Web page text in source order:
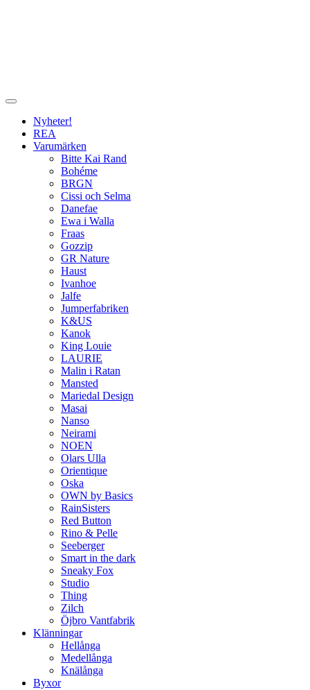
Nyheter!
REA
Varumärken
Bitte Kai Rand
Bohéme
BRGN
Cissi och Selma
Danefae
Ewa i Walla
Fraas
Gozzip
GR Nature
Haust
Ivanhoe
Jalfe
Jumperfabriken
K&US
Kanok
King Louie
LAURIE
Malin i Ratan
Mansted
Mariedal Design
Masai
Nanso
Neirami
NOEN
Olars Ulla
Orientique
Oska
OWN by Basics
RainSisters
Red Button
Rino & Pelle
Seeberger
Smart in the dark
Sneaky Fox
Studio
Thing
Zilch
Öjbro Vantfabrik
Klänningar
Hellånga
Medellånga
Knälånga
Byxor